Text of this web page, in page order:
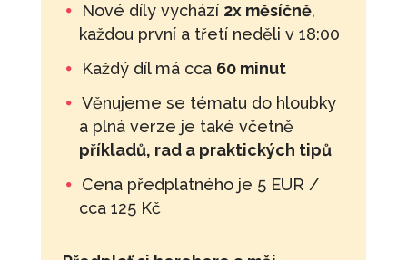
Nové díly vychází 2x měsíčně,
každou první a třetí neděli v 18:00
Každý díl má cca 60 minut
Věnujeme se tématu do hloubky
a plná verze je také včetně
příkladů, rad a praktických tipů
Cena předplatného je 5 EUR /
cca 125 Kč